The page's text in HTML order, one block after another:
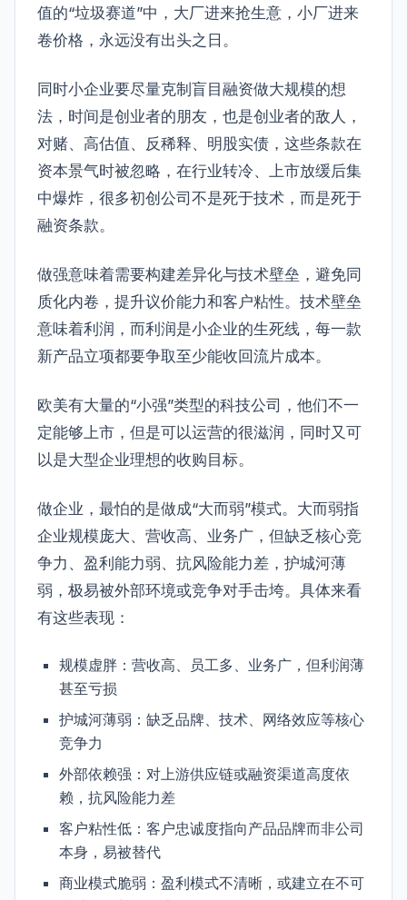
值的“垃圾赛道”中，大厂进来抢生意，小厂进来
卷价格，永远没有出头之日。
同时小企业要尽量克制盲目融资做大规模的想
法，时间是创业者的朋友，也是创业者的敌人，
对赌、高估值、反稀释、明股实债，这些条款在
资本景气时被忽略，在行业转冷、上市放缓后集
中爆炸，很多初创公司不是死于技术，而是死于
融资条款。
做强意味着需要构建差异化与技术壁垒，避免同
质化内卷，提升议价能力和客户粘性。技术壁垒
意味着利润，而利润是小企业的生死线，每一款
新产品立项都要争取至少能收回流片成本。
欧美有大量的“小强”类型的科技公司，他们不一
定能够上市，但是可以运营的很滋润，同时又可
以是大型企业理想的收购目标。
做企业，最怕的是做成“大而弱”模式。大而弱指
企业规模庞大、营收高、业务广，但缺乏核心竞
争力、盈利能力弱、抗风险能力差，护城河薄
弱，极易被外部环境或竞争对手击垮。具体来看
有这些表现：
规模虚胖：营收高、员工多、业务广，但利润薄
甚至亏损
护城河薄弱：缺乏品牌、技术、网络效应等核心
竞争力
外部依赖强：对上游供应链或融资渠道高度依
赖，抗风险能力差
客户粘性低：客户忠诚度指向产品品牌而非公司
本身，易被替代
商业模式脆弱：盈利模式不清晰，或建立在不可